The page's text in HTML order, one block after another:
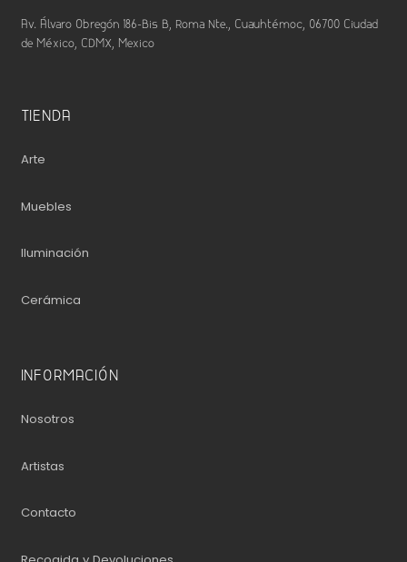
Av. Álvaro Obregón 186-Bis B, Roma Nte., Cuauhtémoc, 06700 Ciudad
de México, CDMX, Mexico
TIENDA
Arte
Muebles
Iluminación
Cerámica
INFORMACIÓN
Nosotros
Artistas
Contacto